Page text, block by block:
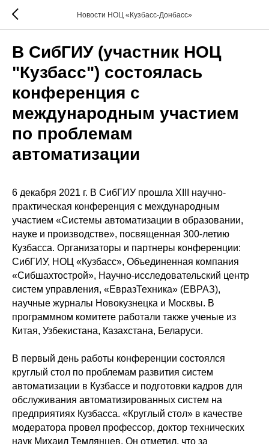
Новости НОЦ «Кузбасс-Донбасс»
В СибГИУ (участник НОЦ
"Кузбасс") состоялась
конференция с
международным участием
по проблемам
автоматизации
6 декабря 2021 г. В СибГИУ прошла XIII научно-
практическая конференция с международным
участием «Системы автоматизации в образовании,
науке и производстве», посвященная 300-летию
Кузбасса. Организаторы и партнеры конференции:
СибГИУ, НОЦ «Кузбасс», Объединенная компания
«Сибшахтострой», Научно-исследовательский центр
систем управления, «ЕвразТехника» (ЕВРАЗ),
научные журналы Новокузнецка и Москвы. В
программном комитете работали также ученые из
Китая, Узбекистана, Казахстана, Беларуси.
В первый день работы конференции состоялся
круглый стол по проблемам развития систем
автоматизации в Кузбассе и подготовки кадров для
обслуживания автоматизированных систем на
предприятиях Кузбасса. «Круглый стол» в качестве
модератора провел профессор, доктор технических
наук Михаил Темлянцев. Он отметил, что за